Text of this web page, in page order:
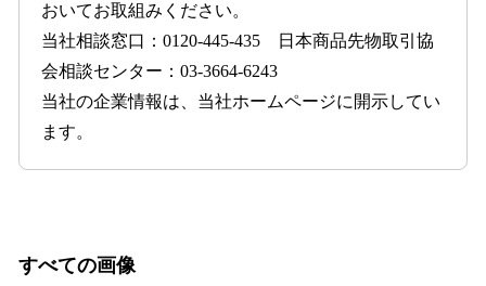
おいてお取組みください。
当社相談窓口：0120-445-435 日本商品先物取引協
会相談センター：03-3664-6243
当社の企業情報は、当社ホームページに開示してい
ます。
すべての画像